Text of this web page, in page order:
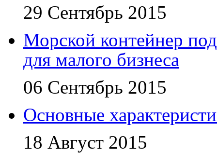
29 Сентябрь 2015
Морской контейнер
для малого бизнеса
06 Сентябрь 2015
Основные
18 Август 2015